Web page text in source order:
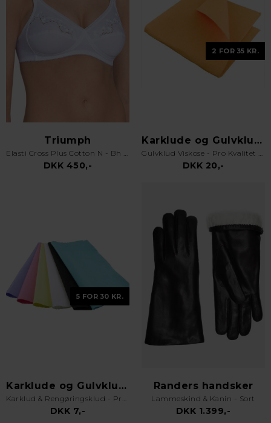
Triumph
Elasti Cross Plus Cotton N - Bh uden bøjle - Hvid
DKK 450,-
2 FOR 35 KR.
Karklude og Gulvklude
Gulvklud Viskose - Pro Kvalitet - Orange
DKK 20,-
5 FOR 30 KR.
Karklude og Gulvklude
Karklud & Rengøringsklud - Pro Kvalitet - Valgfri Farve
DKK 7,-
Randers handsker
Lammeskind & Kanin - Sort
DKK 1.399,-